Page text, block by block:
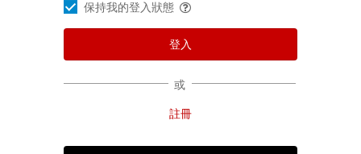
保持我的登入狀態
或